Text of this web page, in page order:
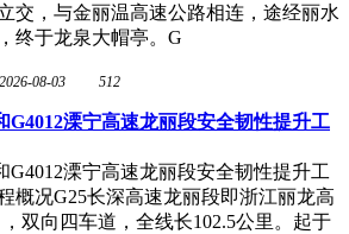
交，与金丽温高速公路相连，途经丽水
终于龙泉大帽亭。G
2026-08-03 512
G4012溧宁高速龙丽段安全韧性提升工
G4012溧宁高速龙丽段安全韧性提升工
概况G25长深高速龙丽段即浙江丽龙高
双向四车道，全线长102.5公里。起于